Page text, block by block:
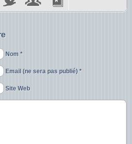
Nom *
Email (ne sera pas publié) *
Site Web